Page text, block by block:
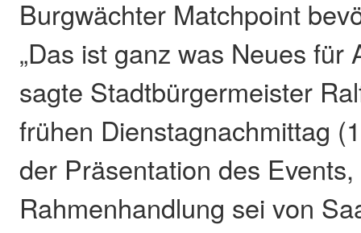
Burgwächter Matchpoint
„Das ist ganz was Neues für
sagte Stadtbürgermeister
frühen Dienstagnachmittag
der Präsentation des
Rahmenhandlung sei von